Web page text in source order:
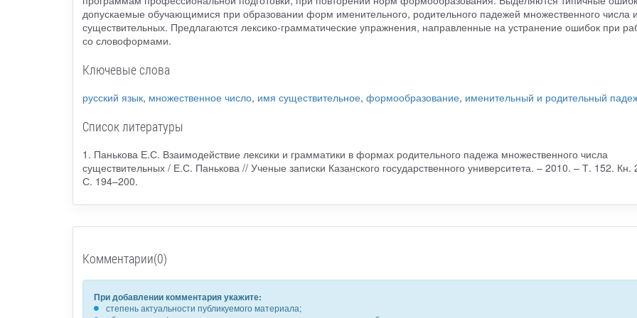
допускаемые обучающимися при образовании форм именительного, родительного падежей множественного числа
существительных. Предлагаются лексико-грамматические упражнения, направленные на устранение ошибок при
со словоформами.
Ключевые слова
русский язык, множественное число, имя существительное, формообразование, именительный и родительный
Список литературы
1. Панькова Е.С. Взаимодействие лексики и грамматики в формах родительного падежа множественного числа
существительных / Е.С. Панькова // Ученые записки Казанского государственного университета. – 2010. – Т. 152. Кн.
С. 194–200.
Комментарии(0)
При добавлении комментария укажите:
степень актуальности публикуемого материала;